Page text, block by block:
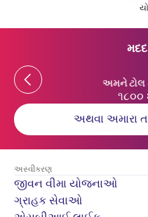
Previous
અમને ટોલ
૧૮૦૦
અથવા અમારા
અસ્વીકરણ
જીવન વીમા યોજનાઓ
ગ્રાહક સેવાઓ